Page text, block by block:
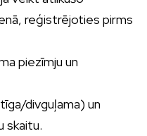
reģistrējoties pirms
piezīmju un
divguļama) un
skaitu.